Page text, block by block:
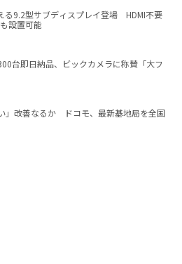
る9.2型サブディスプレイ登場 HDMI不要
設置可能
台即日納品、ビックカメラに称賛「大フ
」改善なるか ドコモ、最新基地局を全国